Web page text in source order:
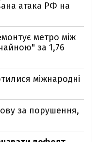
атака РФ на
метро між
за 1,76
міжнародні
за порушення,